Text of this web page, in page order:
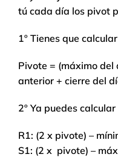
tú cada día los pivot
1º Tienes que
Pivote = (máximo
anterior + cierre del
2º Ya puedes
R1: (2 x pivote) –
S1: (2 x pivote) –